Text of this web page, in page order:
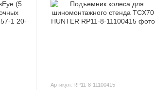
Артикул: RP11-8-11100415